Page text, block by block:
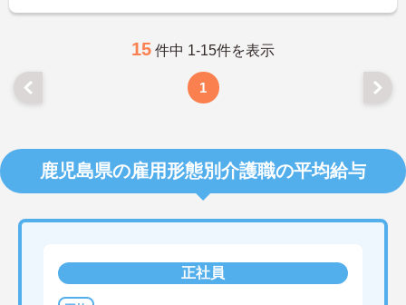
15 件中 1-15件を表示
1
鹿児島県の雇用形態別介護職の平均給与
正社員